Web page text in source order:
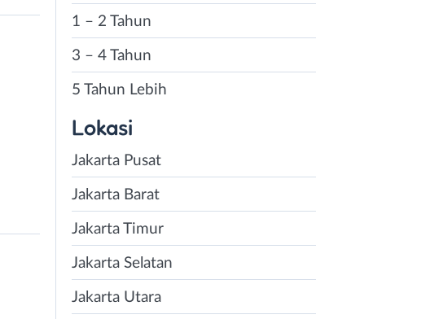
1 – 2 Tahun
3 – 4 Tahun
5 Tahun Lebih
Lokasi
Jakarta Pusat
Jakarta Barat
Jakarta Timur
Jakarta Selatan
Jakarta Utara